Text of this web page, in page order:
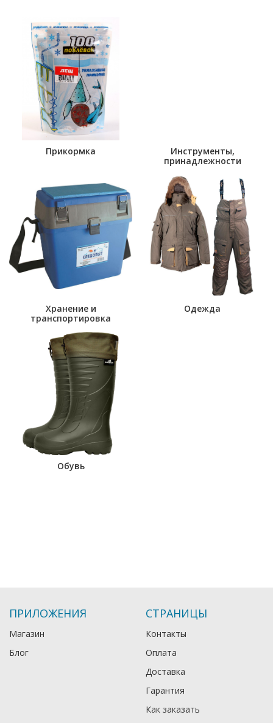
Прикормка
Инструменты,
принадлежности
Хранение и
транспортировка
Одежда
Обувь
ПРИЛОЖЕНИЯ
Магазин
Блог
СТРАНИЦЫ
Контакты
Оплата
Доставка
Гарантия
Как заказать